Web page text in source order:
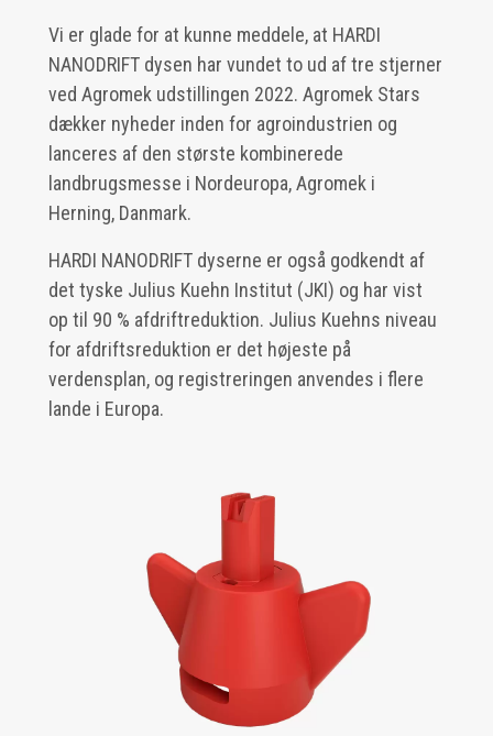
Vi er glade for at kunne meddele, at HARDI
NANODRIFT dysen har vundet to ud af tre stjerner
ved Agromek udstillingen 2022. Agromek Stars
dækker nyheder inden for agroindustrien og
lanceres af den største kombinerede
landbrugsmesse i Nordeuropa, Agromek i
Herning, Danmark.
HARDI NANODRIFT dyserne er også godkendt af
det tyske Julius Kuehn Institut (JKI) og har vist
op til 90 % afdriftreduktion. Julius Kuehns niveau
for afdriftsreduktion er det højeste på
verdensplan, og registreringen anvendes i flere
lande i Europa.